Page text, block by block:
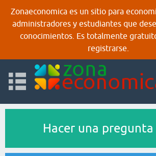
Zonaeconomica es un sitio para
administradores y estudiantes que
conocimientos. Es totalmente
registrarse.
Hacer una pregunta